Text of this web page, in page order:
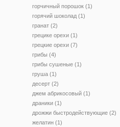
горчичный порошок (1)
горячий шоколад (1)
гранат (2)
грецике орехи (1)
грецкие орехи (7)
грибы (4)
грибы сушеные (1)
груша (1)
десерт (2)
джем абрикосовый (1)
драники (1)
дрожжи быстродействующие (2)
желатин (1)